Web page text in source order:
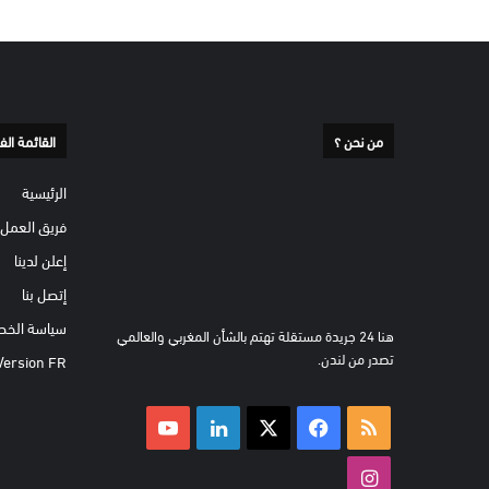
من نحن ؟
هنا 24 جريدة مستقلة تهتم بالشأن المغربي والعالمي
تصدر من لندن.
ملخص فيسبوك لينكدإن
القائمة
الرئيسية
فريق العمل
إعلن لدينا
إتصل بنا
سياسة
FR